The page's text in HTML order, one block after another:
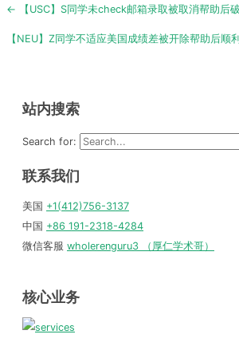
Post
← 【USC】S同学未check邮箱录取被取消帮助后
【NEU】Z同学不适应美国成绩差被开除帮助后顺
站内搜索
Search for:
联系我们
美国 +1(412)756-3137
中国 +86 191-2318-4284
微信客服 wholerenguru3 （厚仁学术哥）
核心业务